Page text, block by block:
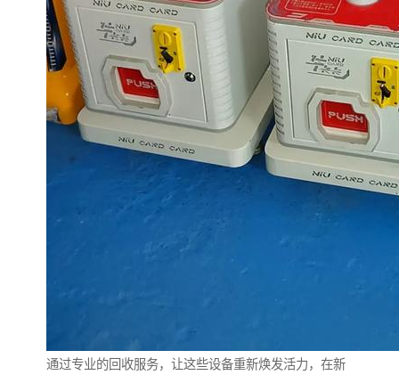
通过专业的回收服务，让这些设备重新焕发活力，在新